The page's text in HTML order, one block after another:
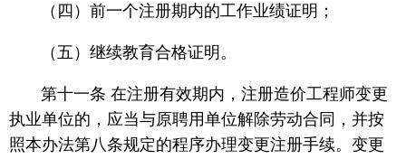
（四）前一个注册期内的工作业绩证明；
（五）继续教育合格证明。
第十一条 在注册有效期内，注册造价工程师变更
执业单位的，应当与原聘用单位解除劳动合同，并按
照本办法第八条规定的程序办理变更注册手续。变更